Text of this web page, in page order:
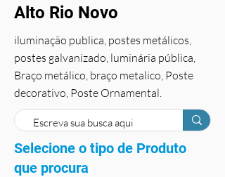
Alto Rio Novo
iluminação publica, postes metálicos,
postes galvanizado, luminária pública,
Braço metálico, braço metalico, Poste
decorativo, Poste Ornamental.
Selecione o tipo de Produto
que procura